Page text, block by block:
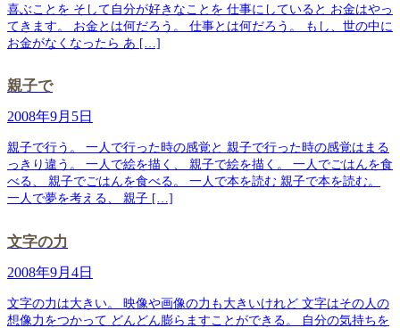
喜ぶことを そして自分が好きなことを 仕事にしていると お金はやっ
てきます。 お金とは何だろう。 仕事とは何だろう。 もし、世の中に
お金がなくなったら あ […]
親子で
2008年9月5日
親子で行う。 一人で行った時の感覚と 親子で行った時の感覚はまる
っきり違う。 一人で絵を描く、 親子で絵を描く。 一人でごはんを食
べる、 親子でごはんを食べる。 一人で本を読む 親子で本を読む。
一人で夢を考える、 親子 […]
文字の力
2008年9月4日
文字の力は大きい。 映像や画像の力も大きいけれど 文字はその人の
想像力をつかって どんどん膨らますことができる。 自分の気持ちを